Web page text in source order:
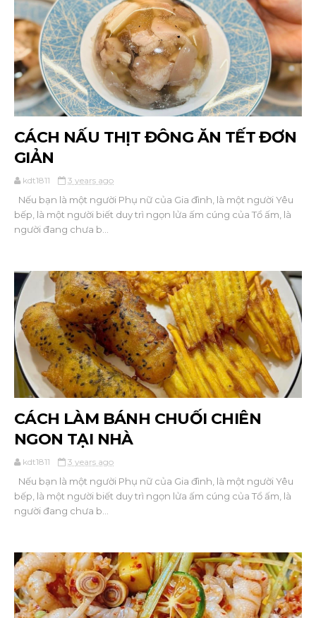
CÁCH NẤU THỊT ĐÔNG ĂN TẾT ĐƠN
GIẢN
kdt1811 3 years ago
Nếu bạn là một người Phụ nữ của Gia đình, là một người Yêu
bếp, là một người biết duy trì ngọn lửa ấm cúng của Tổ ấm, là
người đang chưa b...
CÁCH LÀM BÁNH CHUỐI CHIÊN
NGON TẠI NHÀ
kdt1811 3 years ago
Nếu bạn là một người Phụ nữ của Gia đình, là một người Yêu
bếp, là một người biết duy trì ngọn lửa ấm cúng của Tổ ấm, là
người đang chưa b...